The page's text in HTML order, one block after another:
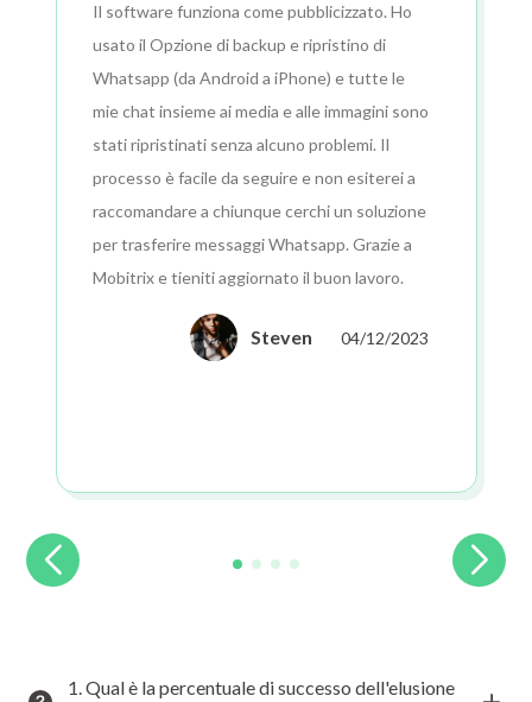
Il software funziona come pubblicizzato. Ho
usato il Opzione di backup e ripristino di
Whatsapp (da Android a iPhone) e tutte le
mie chat insieme ai media e alle immagini sono
stati ripristinati senza alcuno problemi. Il
processo è facile da seguire e non esiterei a
raccomandare a chiunque cerchi un soluzione
per trasferire messaggi Whatsapp. Grazie a
Mobitrix e tieniti aggiornato il buon lavoro.
Steven 04/12/2023
1. Qual è la percentuale di successo dell'elusione